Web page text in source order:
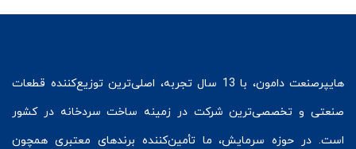
هایپرصنعت
دامون، با 13 سال تجربه، اصلی‌ترین توزیع‌کننده قطعات
صنعتی و تخصصی‌ترین شرکت در زمینه ساخت سردخانه در کشور
است. در حوزه سرمایش، ما تأمین‌کننده برندهای معتبری همچون